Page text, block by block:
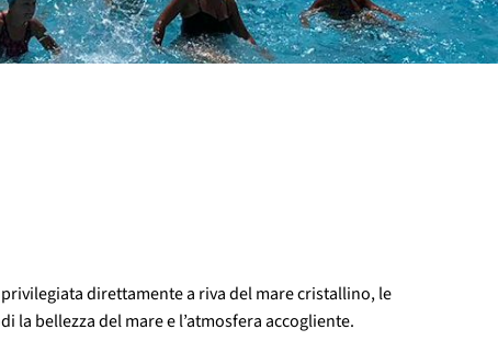
direttamente a riva del mare cristallino, le
la bellezza del mare e l’atmosfera accogliente.